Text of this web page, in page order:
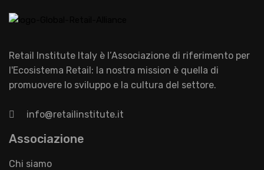
Retail Institute Italy è l’Associazione di riferimento per
l'Ecosistema Retail: la nostra mission è quella di
promuovere lo sviluppo e la cultura del settore.
info@retailinstitute.it
Associazione
Chi siamo